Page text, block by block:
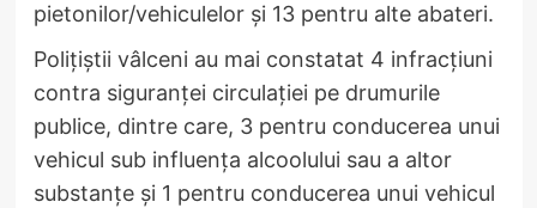
pietonilor/vehiculelor și 13 pentru alte abateri.
Polițiștii vâlceni au mai constatat 4 infracțiuni
contra siguranței circulației pe drumurile
publice, dintre care, 3 pentru conducerea unui
vehicul sub influența alcoolului sau a altor
substanțe și 1 pentru conducerea unui vehicul